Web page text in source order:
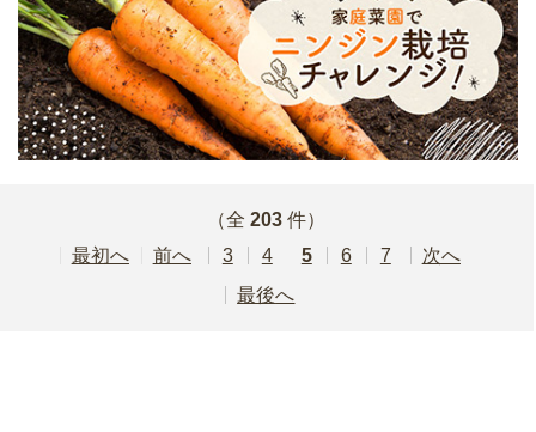
（全 203件）
最初
前 3 4 5 6 7
次
最後